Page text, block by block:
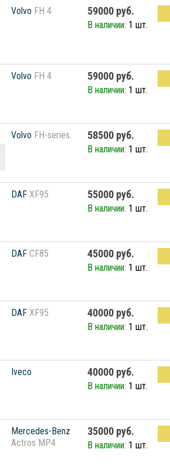
Volvo FH 4 59000 руб.
В наличии: 1 шт.
Volvo FH 4 59000 руб.
В наличии: 1 шт.
Volvo FH-series. 58500 руб.
В наличии: 1 шт.
DAF XF95 55000 руб.
В наличии: 1 шт.
DAF CF85 45000 руб.
В наличии: 1 шт.
DAF XF95 40000 руб.
В наличии: 1 шт.
Iveco 40000 руб.
В наличии: 1 шт.
Mercedes-Benz
Actros MP4
35000 руб.
В наличии: 1 шт.